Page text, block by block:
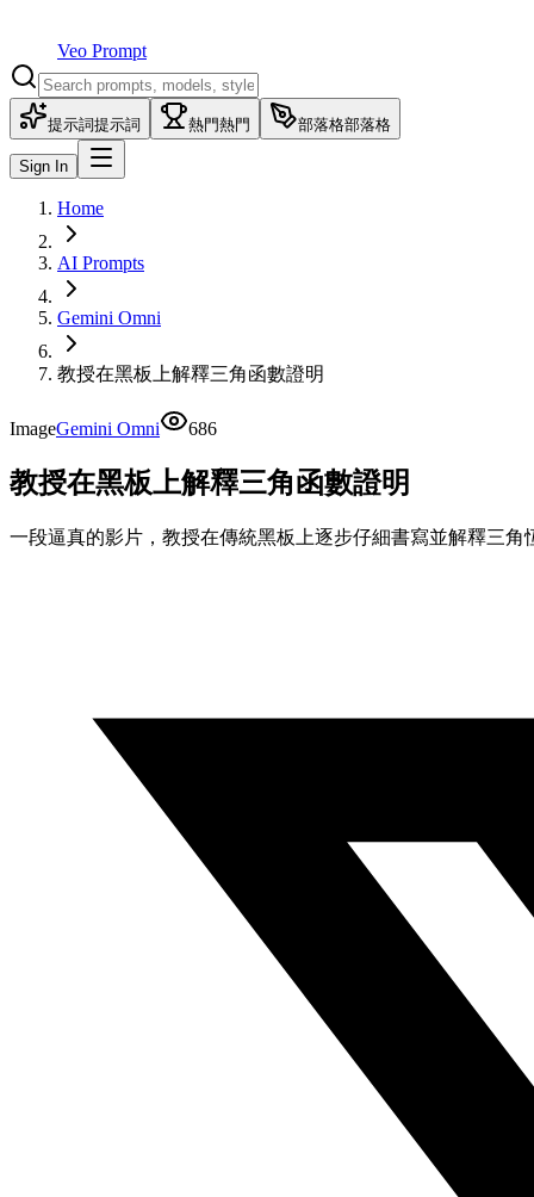
Veo Prompt
提示詞提示詞 熱門熱門 部落格部落格
Sign In
Home
AI Prompts
Gemini Omni
教授在黑板上解釋三角函數證明
ImageGemini Omni 686
教授在黑板上解釋三角函數證明
一段逼真的影片，教授在傳統黑板上逐步仔細書寫並解釋三